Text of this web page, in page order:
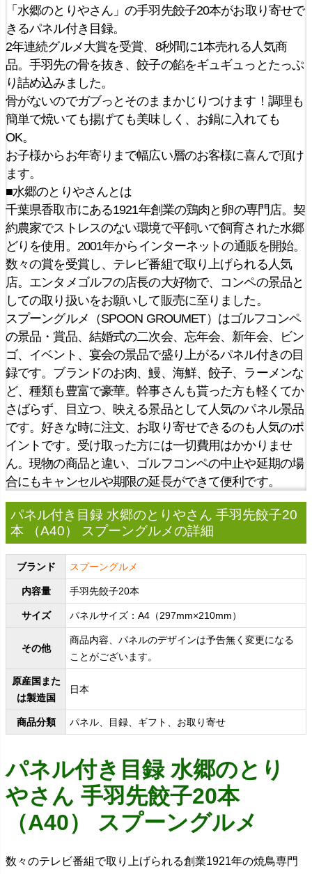
「水郷のとりやさん」の手羽先餃子20本がお取り寄せで
きるパネル付き目録。
2年連続グルメ大賞を受賞、8秒間に1本売れる人気商
品。手羽先の骨を抜き、餃子の餡をギュギュっとたっぷ
り詰め込みました。
骨がないのでガブっとそのままかじりつけます！調理も
簡単で焼いても揚げても美味しく、お鍋に入れても
OK。
お子様からお年寄りまで幅広い層のお客様に喜んで頂け
ます。
■水郷のとりやさんとは
千葉県香取市にある1921年創業の鶏肉と卵の専門店。契
約農家でストレスのない環境で平飼いで飼育された水郷
どりを使用。2001年からインターネットの通販を開始。
数々の賞を受賞し、テレビ番組で取り上げられる人気
店。エンタメゴルフの店長の大好物で、コンペの景品と
しての取り扱いをお願いして販売に至りました。
スプーングルメ（SPOON GROUMET）はゴルフコンペ
の景品・賞品、結婚式の二次会、忘年会、新年会、ビン
ゴ、イベント、宴会の景品で盛り上がるパネル付きの目
録です。ブランドのお肉、鰻、海鮮、餃子、ラーメンな
ど、種類も豊富で豪華。幹事さんも貰った方も軽くてか
さばらず、目立つ、映える景品として人気のパネル景品
です。好きな時に注文、お取り寄せできるのも人気のポ
イントです。受け取った方には一切費用はかかりませ
ん。現物の商品と違い、ゴルフコンペの中止や延期の場
合にもキャンセルや期限の延長ができて便利です。
パネル付き目録 水郷のとりやさん 手羽先餃子20
本 （A40） スプーングルメの詳細
ブランド スプーングルメ
内容量 手羽先餃子20本
サイズ パネルサイズ：A4（297mm×210mm）
その他
商品内容、パネルのデザインは予告無く変更になる
ことがございます。
原産国また
は製造国
日本
商品分類 パネル、目録、ギフト、お取り寄せ
パネル付き目録 水郷のとり
やさん 手羽先餃子20本
（A40） スプーングルメ
数々のテレビ番組で取り上げられる創業1921年の焼鳥専門